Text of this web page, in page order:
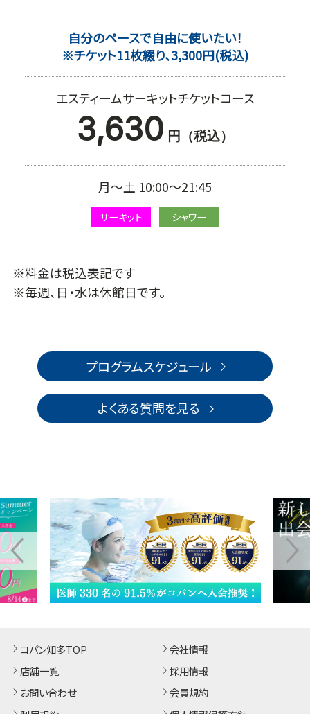
エスティームサーキットチケットコース
自分のペースで自由に使いたい！
※チケット11枚綴り、3,300円(税込)
3,630 円（税込）
月～土 10:00～21:45
サーキット シャワー
※料金は税込表記です
※毎週、日・水は休館日です。
プログラムスケジュール
よくある質問を見る
コパン知多TOP
店舗一覧
お問い合わせ
会社情報
採用情報
会員規約